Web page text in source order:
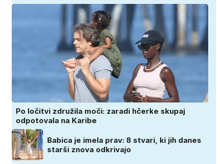
Po ločitvi združila moči: zaradi hčerke skupaj
odpotovala na Karibe
Babica je imela prav: 8 stvari, ki jih danes
starši znova odkrivajo